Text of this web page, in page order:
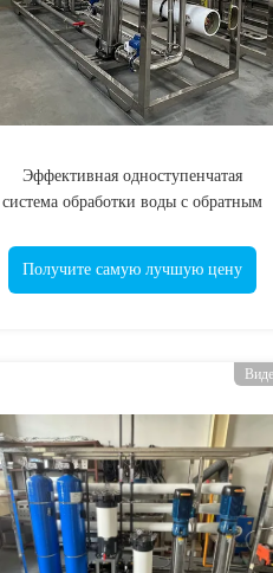
Эффективная одноступенчатая
система обработки воды с обратным
приготовления чистой воды
Получите самую лучшую цену